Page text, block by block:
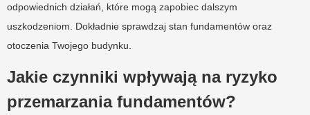
odpowiednich działań, które mogą zapobiec dalszym
uszkodzeniom. Dokładnie sprawdzaj stan fundamentów oraz
otoczenia Twojego budynku.
Jakie czynniki wpływają na ryzyko
przemarzania fundamentów?